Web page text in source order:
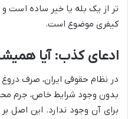
تر از یک بله یا خیر ساده است
کیفری موضوع است.
ادعای کذب: آیا
در نظام حقوقی ایران، صرف
بدون وجود شرایط خاص، جرم
برای آن وجود ندارد. این اصل